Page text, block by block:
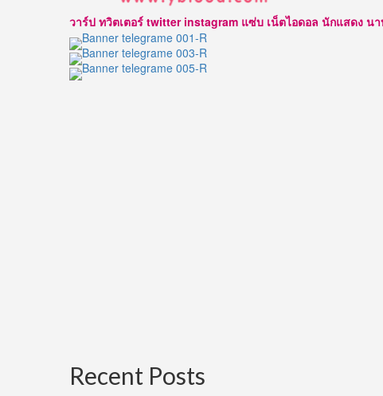
และ
นาย
แบบ
ชาว
วาร์ป ทวิตเตอร์ twitter instagram แซ่บ เน็ตไอดอล นักแสดง น
Recent Posts